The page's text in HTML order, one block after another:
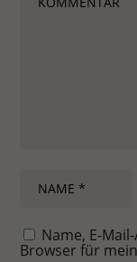
Name, E-
Browser für